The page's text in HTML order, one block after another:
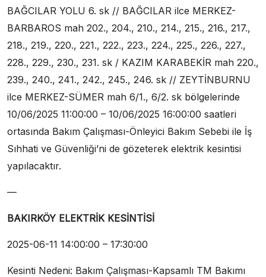
BAĞCILAR YOLU 6. sk // BAĞCILAR ilce MERKEZ-
BARBAROS mah 202., 204., 210., 214., 215., 216., 217.,
218., 219., 220., 221., 222., 223., 224., 225., 226., 227.,
228., 229., 230., 231. sk / KAZIM KARABEKİR mah 220.,
239., 240., 241., 242., 245., 246. sk // ZEYTİNBURNU
ilce MERKEZ-SÜMER mah 6/1., 6/2. sk bölgelerinde
10/06/2025 11:00:00 – 10/06/2025 16:00:00 saatleri
ortasında Bakım Çalışması-Önleyici Bakım Sebebi ile İş
Sıhhati ve Güvenliği’ni de gözeterek elektrik kesintisi
yapılacaktır.
—
BAKIRKÖY ELEKTRİK KESİNTİSİ
2025-06-11 14:00:00 – 17:30:00
Kesinti Nedeni: Bakım Çalışması-Kapsamlı TM Bakımı